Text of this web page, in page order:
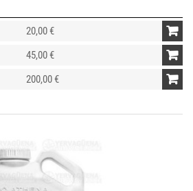
20,00 €
45,00 €
200,00 €